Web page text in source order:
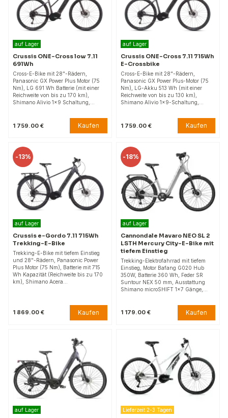
auf Lager
Crussis ONE-Cross low 7.11
691Wh
Cross-E-Bike mit 28"-Rädern,
Panasonic GX Power Plus Motor (75
Nm), LG 691 Wh Batterie (mit einer
Reichweite von bis zu 170 km),
Shimano Alivio 1x9 Schaltung,…
1 759.00 € Kaufen
auf Lager
Crussis ONE-Cross 7.11 715Wh
E-Crossbike
Cross-E-Bike mit 28"-Rädern,
Panasonic GX Power Plus-Motor (75
Nm), LG-Akku 513 Wh (mit einer
Reichweite von bis zu 130 km),
Shimano Alivio 1x9-Schaltung,…
1 759.00 € Kaufen
-13%
auf Lager
Crussis e-Gordo 7.11 715Wh
Trekking-E-Bike
Trekking-E-Bike mit tiefem Einstieg
und 28"-Rädern, Panasonic Power
Plus Motor (75 Nm), Batterie mit 715
Wh Kapazität (Reichweite bis zu 170
km), Shimano Acera…
1 869.00 € Kaufen
-18%
auf Lager
Cannondale Mavaro NEO SL 2
LSTH Mercury City-E-Bike mit
tiefem Einstieg
Trekking-Elektrofahrrad mit tiefem
Einstieg, Motor Bafang G020 Hub
350W, Batterie 360 Wh, Feder SR
Suntour NEX 50 mm, Ausstattung
Shimano microSHIFT 1x7 Gänge,…
1 179.00 € Kaufen
auf Lager Lieferzeit 2-3 Tagen